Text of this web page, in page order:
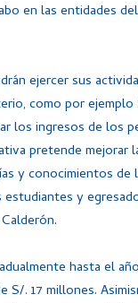
en las entidades
ejercer sus
como por
los ingresos de los
pretende
y conocimientos de
y
hasta el
S/. 17 millones.